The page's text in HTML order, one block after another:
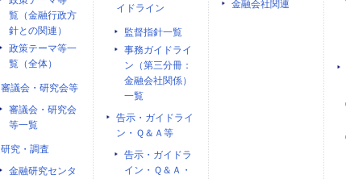
覧（金融行政方
針との関連）
政策テーマ等一
覧（全体）
審議会・研究会等
審議会・研究会
等一覧
研究・調査
金融研究センタ
イドライン
監督指針一覧
事務ガイドライ
ン（第三分冊：
金融会社関係）
一覧
告示・ガイドライ
ン・Ｑ＆Ａ等
告示・ガイドラ
イン・Ｑ＆Ａ・
金融会社関連